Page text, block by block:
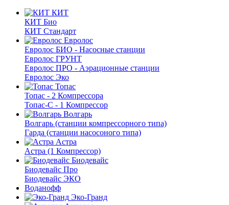
КИТ
КИТ Био
КИТ Стандарт
Евролос
Евролос БИО - Насосные станции
Евролос ГРУНТ
Евролос ПРО - Аэрационные станции
Евролос Эко
Топас
Топас - 2 Компрессора
Топас-С - 1 Компрессор
Волгарь
Волгарь (станции компрессорного типа)
Гарда (станции насосоного типа)
Астра
Астра (1 Компрессор)
Биодевайс
Биодевайс Про
Биодевайс ЭКО
Воданофф
Эко-Гранд